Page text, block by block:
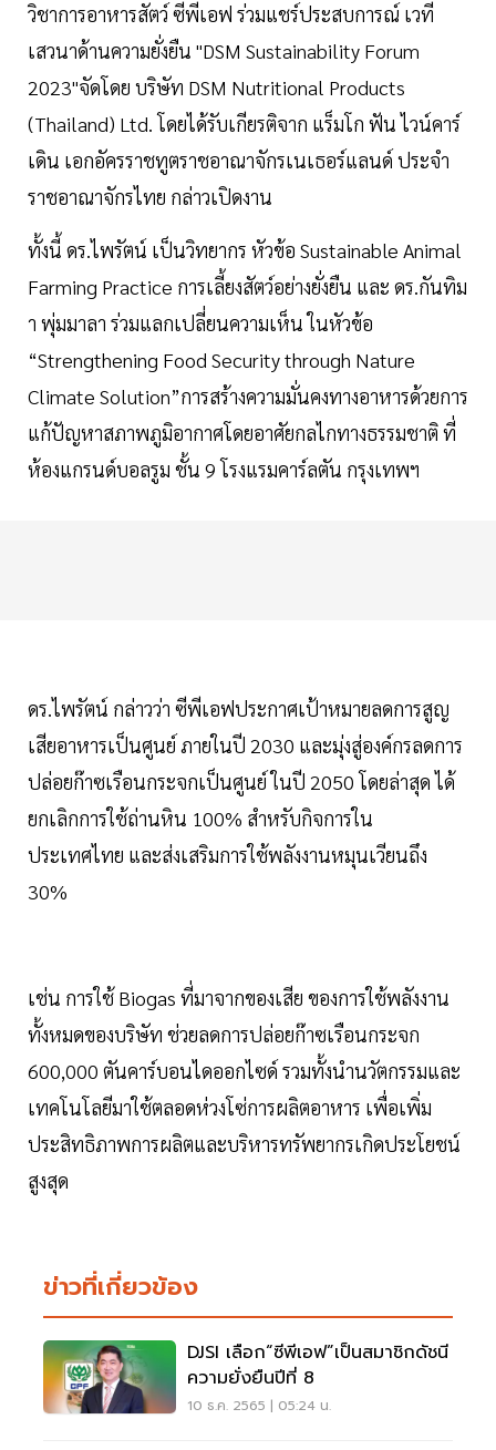
วิชาการอาหารสัตว์ ซีพีเอฟ ร่วมแชร์ประสบการณ์ เวที
เสวนาด้านความยั่งยืน "DSM Sustainability Forum
2023"จัดโดย บริษัท DSM Nutritional Products
(Thailand) Ltd. โดยได้รับเกียรติจาก แร็มโก ฟัน ไวน์คาร์
เดิน เอกอัครราชทูตราชอาณาจักรเนเธอร์แลนด์ ประจำ
ราชอาณาจักรไทย กล่าวเปิดงาน
ทั้งนี้ ดร.ไพรัตน์ เป็นวิทยากร หัวข้อ Sustainable Animal
Farming Practice การเลี้ยงสัตว์อย่างยั่งยืน และ ดร.กันทิม
า พุ่มมาลา ร่วมแลกเปลี่ยนความเห็น ในหัวข้อ
“Strengthening Food Security through Nature
Climate Solution”การสร้างความมั่นคงทางอาหารด้วยการ
แก้ปัญหาสภาพภูมิอากาศโดยอาศัยกลไกทางธรรมชาติ ที่
ห้องแกรนด์บอลรูม ชั้น 9 โรงแรมคาร์ลตัน กรุงเทพฯ
ดร.ไพรัตน์ กล่าวว่า ซีพีเอฟประกาศเป้าหมายลดการสูญ
เสียอาหารเป็นศูนย์ ภายในปี 2030 และมุ่งสู่องค์กรลดการ
ปล่อยก๊าซเรือนกระจกเป็นศูนย์ ในปี 2050 โดยล่าสุด ได้
ยกเลิกการใช้ถ่านหิน 100% สำหรับกิจการใน
ประเทศไทย และส่งเสริมการใช้พลังงานหมุนเวียนถึง
30%
เช่น การใช้ Biogas ที่มาจากของเสีย ของการใช้พลังงาน
ทั้งหมดของบริษัท ช่วยลดการปล่อยก๊าซเรือนกระจก
600,000 ตันคาร์บอนไดออกไซด์ รวมทั้งนำนวัตกรรมและ
เทคโนโลยีมาใช้ตลอดห่วงโซ่การผลิตอาหาร เพื่อเพิ่ม
ประสิทธิภาพการผลิตและบริหารทรัพยากรเกิดประโยชน์
สูงสุด
ข่าวที่เกี่ยวข้อง
DJSI เลือก“ซีพีเอฟ”เป็นสมาชิกดัชนี
ความยั่งยืนปีที่ 8
10 ธ.ค. 2565 | 05:24 น.